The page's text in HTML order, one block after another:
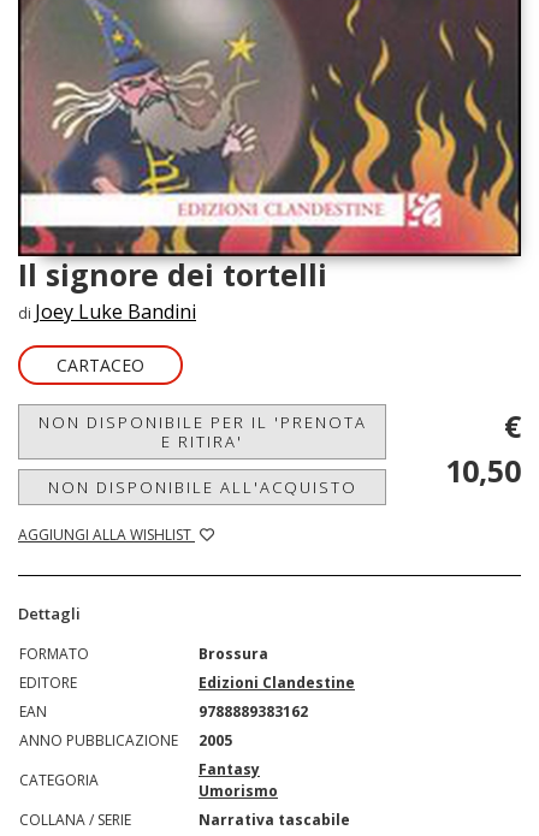
Il signore dei tortelli
di Joey Luke Bandini
CARTACEO
NON DISPONIBILE PER IL 'PRENOTA
E RITIRA'
NON DISPONIBILE ALL'ACQUISTO
AGGIUNGI ALLA WISHLIST
€
10,50
Dettagli
FORMATO
Brossura
EDITORE
Edizioni Clandestine
EAN
9788889383162
ANNO PUBBLICAZIONE
2005
CATEGORIA
Fantasy
Umorismo
COLLANA / SERIE
Narrativa tascabile